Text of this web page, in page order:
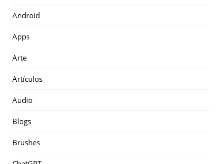
Android
Apps
Arte
Artículos
Audio
Blogs
Brushes